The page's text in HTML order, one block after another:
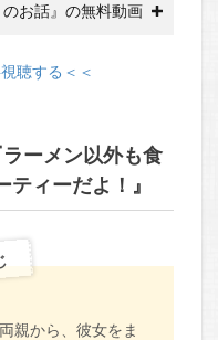
お話』の無料動画
聴する＜＜
ーメン以外も食
ィーだよ！』
親から、彼女をま